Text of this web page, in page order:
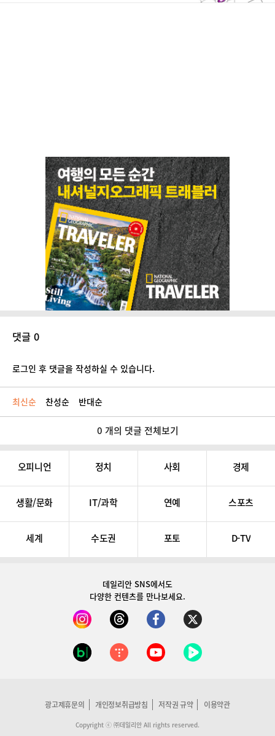
댓글 0
로그인 후 댓글을 작성하실 수 있습니다.
최신순 찬성순 반대순
0 개의 댓글 전체보기
오피니언 정치 사회 경제
생활/문화 IT/과학 연예 스포츠
세계 수도권 포토 D-TV
데일리안 SNS에서도
다양한 컨텐츠를 만나보세요.
광고제휴문의 개인정보취급방침 저작권 규약 이용약관
Copyright ⓒ ㈜데일리안 All rights reserved.